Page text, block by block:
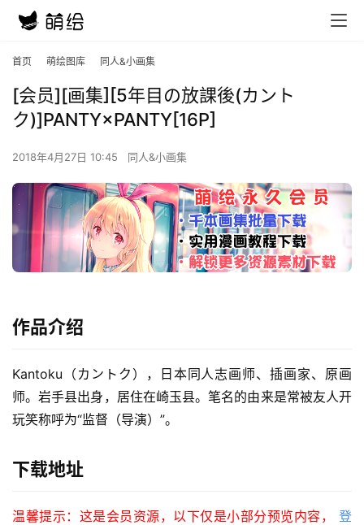
首页 萌绘图库 同人&小画集
[会员][画集][5年目の放課後(カント
ク)]PANTY×PANTY[16P]
2018年4月27日 10:45 同人&小画集
作品介绍
Kantoku（カントク），日本同人志画师、插画家、原画
师。岩手县出身，居住在崎玉县。笔名的由来是常被友人开
玩笑称呼为“监督（导演）”。
下载地址
温馨提示：这是会员资源，以下仅是小部分预览内容， 登